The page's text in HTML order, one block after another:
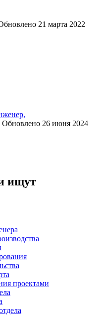
21 марта 2022
Обновлено 26 июня 2024
ищут
проектами